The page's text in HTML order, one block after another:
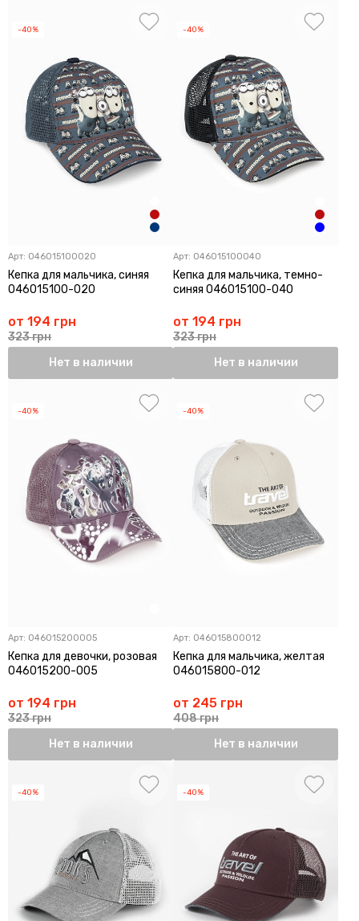
-40%
Арт: 046015100020
Кепка для мальчика, синяя
046015100-020
от 194 грн
323 грн
Нет в наличии
-40%
Арт: 046015100040
Кепка для мальчика, темно-
синяя 046015100-040
от 194 грн
323 грн
Нет в наличии
-40%
Арт: 046015200005
Кепка для девочки, розовая
046015200-005
от 194 грн
323 грн
Нет в наличии
-40%
Арт: 046015800012
Кепка для мальчика, желтая
046015800-012
от 245 грн
408 грн
Нет в наличии
-40% -40%